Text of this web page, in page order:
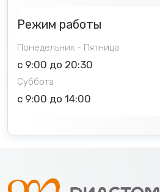
Режим работы
Понедельник - Пятница
с 9:00 до 20:30
Суббота
с 9:00 до 14:00